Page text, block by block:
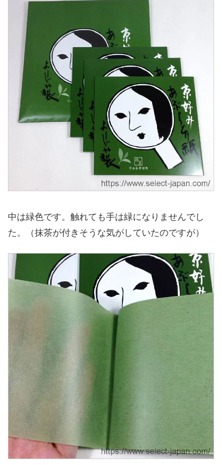
中は緑色です。触れても手は緑になりませんでし
た。（抹茶が付きそうな気がしていたのですが）